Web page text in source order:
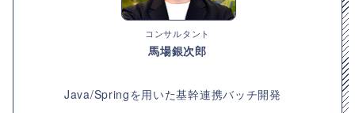
コンサルタント
馬場銀次郎
Java/Springを用いた基幹連携バッチ開発